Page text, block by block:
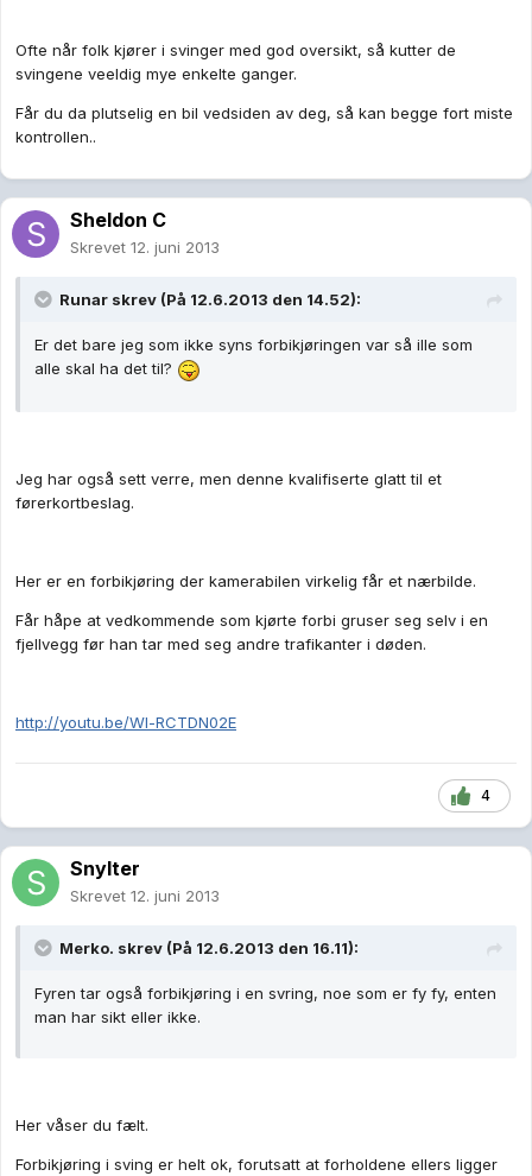
Ofte når folk kjører i svinger med god oversikt, så kutter de
svingene veeldig mye enkelte ganger.
Får du da plutselig en bil vedsiden av deg, så kan begge fort miste
kontrollen..
Sheldon C
Skrevet 12. juni 2013
Runar skrev (På 12.6.2013 den 14.52):
Er det bare jeg som ikke syns forbikjøringen var så ille som
alle skal ha det til?
Jeg har også sett verre, men denne kvalifiserte glatt til et
førerkortbeslag.
Her er en forbikjøring der kamerabilen virkelig får et nærbilde.
Får håpe at vedkommende som kjørte forbi gruser seg selv i en
fjellvegg før han tar med seg andre trafikanter i døden.
http://youtu.be/Wl-RCTDN02E
4
Snylter
Skrevet 12. juni 2013
Merko. skrev (På 12.6.2013 den 16.11):
Fyren tar også forbikjøring i en svring, noe som er fy fy, enten
man har sikt eller ikke.
Her våser du fælt.
Forbikjøring i sving er helt ok, forutsatt at forholdene ellers ligger